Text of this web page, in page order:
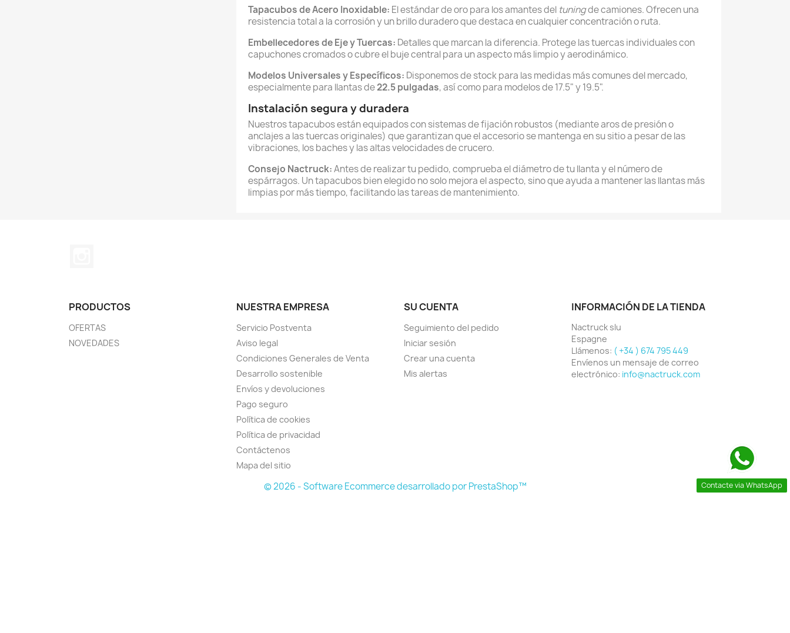
Tapacubos de Acero Inoxidable: El estándar de oro para los amantes del tuningde camiones. Ofrecen una
resistencia total a la corrosión y un brillo duradero que destaca en cualquier concentración o ruta.
Embellecedores de Eje y Tuercas: Detalles que marcan la diferencia. Protege las tuercas individuales con
capuchones cromados o cubre el buje central para un aspecto más limpio y aerodinámico.
Modelos Universales y Específicos: Disponemos de stock para las medidas más comunes del mercado,
especialmente para llantas de22.5 pulgadas, así como para modelos de 17.5" y 19.5".
Instalación segura y duradera
Nuestros tapacubos están equipados con sistemas de fijación robustos (mediante aros de presión o
anclajes a las tuercas originales) que garantizan que el accesorio se mantenga en su sitio a pesar de las
vibraciones, los baches y las altas velocidades de crucero.
Consejo Nactruck:Antes de realizar tu pedido, comprueba el diámetro de tu llanta y el número de
espárragos. Un tapacubos bien elegido no solo mejora el aspecto, sino que ayuda a mantener las llantas más
limpias por más tiempo, facilitando las tareas de mantenimiento.
PRODUCTOS
OFERTAS
NOVEDADES
NUESTRA EMPRESA
Servicio Postventa
Aviso legal
Condiciones Generales de Venta
Desarrollo sostenible
Envíos y devoluciones
Pago seguro
Política de cookies
Política de privacidad
Contáctenos
Mapa del sitio
SU CUENTA
Seguimiento del pedido
Iniciar sesión
Crear una cuenta
Mis alertas
INFORMACIÓN DE LA TIENDA
Nactruck slu
Espagne
Llámenos: ( +34 ) 674 795 449
Envíenos un mensaje de correo
electrónico: info@nactruck.com
Contacte via WhatsApp
© 2026 - Software Ecommerce desarrollado por PrestaShop™